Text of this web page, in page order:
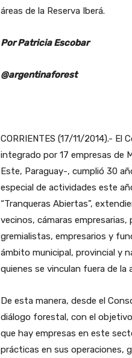
áreas de la Reserva Iberá.
Por Patricia Escobar
@argentinaforest
CORRIENTES (17/11/2014).-
integrado por 17 empresas de
Este, Paraguay-, cumplió 30
especial de actividades este
“Tranqueras Abiertas”,
vecinos, cámaras
gremialistas, empresarios y
ámbito municipal, provincial y
quienes se vinculan fuera de la
De esta manera, desde el
diálogo forestal, con el
que hay empresas en este
prácticas en sus operaciones,